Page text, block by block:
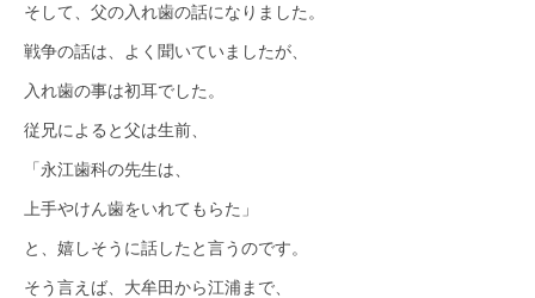
そして、父の入れ歯の話になりました。
戦争の話は、よく聞いていましたが、
入れ歯の事は初耳でした。
従兄によると父は生前、
「永江歯科の先生は、
上手やけん歯をいれてもらた」
と、嬉しそうに話したと言うのです。
そう言えば、大牟田から江浦まで、